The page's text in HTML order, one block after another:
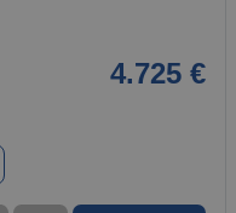
4.725 €